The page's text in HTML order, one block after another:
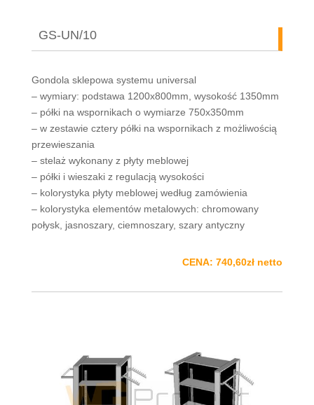
GS-UN/10
Gondola sklepowa systemu universal
– wymiary: podstawa 1200x800mm, wysokość 1350mm
– półki na wspornikach o wymiarze 750x350mm
– w zestawie cztery półki na wspornikach z możliwością
przewieszania
– stelaż wykonany z płyty meblowej
– półki i wieszaki z regulacją wysokości
– kolorystyka płyty meblowej według zamówienia
– kolorystyka elementów metalowych: chromowany
połysk, jasnoszary, ciemnoszary, szary antyczny
CENA: 740,60zł netto